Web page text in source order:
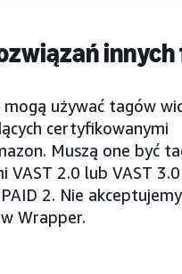
mogą używać tagów
certyfikowanymi
Muszą one być
VAST 2.0 lub VAST
2. Nie
Wrapper.